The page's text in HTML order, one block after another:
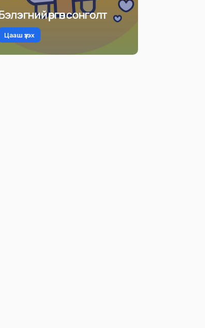
өргөн сонголт
Цааш үзэх